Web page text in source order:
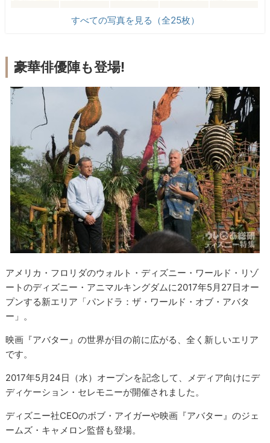
すべての写真を見る（全25枚）
豪華俳優陣も登場!
アメリカ・フロリダのウォルト・ディズニー・ワールド・リゾ
ートのディズニー・アニマルキングダムに2017年5月27日オー
プンする新エリア「パンドラ：ザ・ワールド・オブ・アバタ
ー」。
映画『アバター』の世界が目の前に広がる、全く新しいエリア
です。
2017年5月24日（水）オープンを記念して、メディア向けにデ
ディケーション・セレモニーが開催されました。
ディズニー社CEOのボブ・アイガーや映画『アバター』のジェ
ームズ・キャメロン監督も登場。